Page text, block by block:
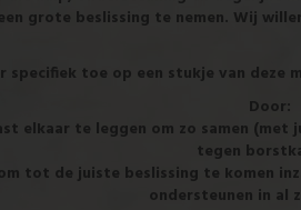
grote beslissing te nemen. Wij
specifiek toe op een stukje van
Door:
elkaar te leggen om zo samen
tegen
tot de juiste beslissing te komen
ondersteunen in al